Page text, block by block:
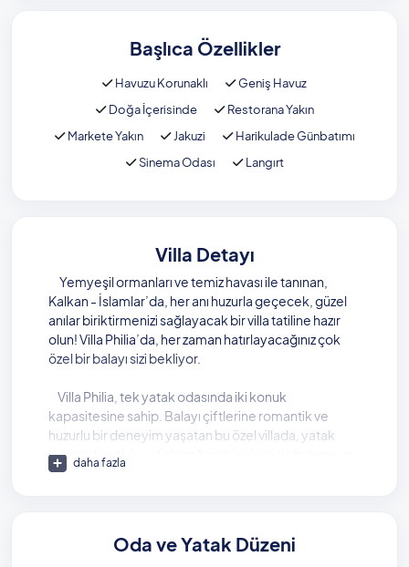
Başlıca Özellikler
Havuzu Korunaklı
Geniş Havuz
Doğa İçerisinde
Restorana Yakın
Markete Yakın
Jakuzi
Harikulade Günbatımı
Sinema Odası
Langırt
Villa Detayı
Yemyeşil ormanları ve temiz havası ile tanınan,
Kalkan - İslamlar’da, her anı huzurla geçecek, güzel
anılar biriktirmenizi sağlayacak bir villa tatiline hazır
olun! Villa Philia’da, her zaman hatırlayacağınız çok
özel bir balayı sizi bekliyor.
Villa Philia, tek yatak odasında iki konuk
kapasitesine sahip. Balayı çiftlerine romantik ve
huzurlu bir deneyim yaşatan bu özel villada, yatak
odasında çok keyif alacağınız bir jakuzi de bulunuyor.
muhafazakar misafirleri de memnun edecek
daha fazla
Oda ve Yatak Düzeni